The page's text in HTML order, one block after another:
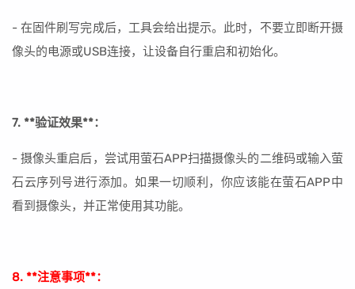
- 在固件刷写完成后，工具会给出提示。此时，不要立即断开摄
像头的电源或USB连接，让设备自行重启和初始化。
7. **验证效果**：
- 摄像头重启后，尝试用萤石APP扫描摄像头的二维码或输入萤
石云序列号进行添加。如果一切顺利，你应该能在萤石APP中
看到摄像头，并正常使用其功能。
8. **注意事项**：